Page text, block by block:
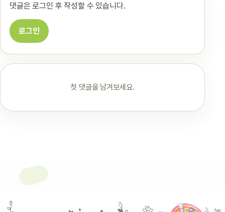
댓글은 로그인 후 작성할 수 있습니다.
로그인
첫 댓글을 남겨보세요.